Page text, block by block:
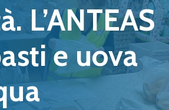
L’ANTEAS
e uova